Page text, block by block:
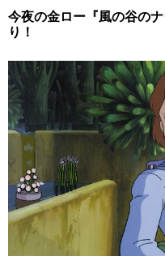
今夜の金ロー『風の谷の
り！